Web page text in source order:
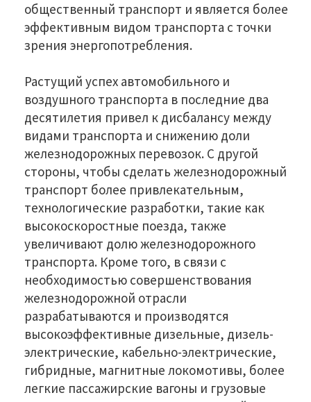
общественный транспорт и является более
эффективным видом транспорта с точки
зрения энергопотребления.
Растущий успех автомобильного и
воздушного транспорта в последние два
десятилетия привел к дисбалансу между
видами транспорта и снижению доли
железнодорожных перевозок. С другой
стороны, чтобы сделать железнодорожный
транспорт более привлекательным,
технологические разработки, такие как
высокоскоростные поезда, также
увеличивают долю железнодорожного
транспорта. Кроме того, в связи с
необходимостью совершенствования
железнодорожной отрасли
разрабатываются и производятся
высокоэффективные дизельные, дизель-
электрические, кабельно-электрические,
гибридные, магнитные локомотивы, более
легкие пассажирские вагоны и грузовые